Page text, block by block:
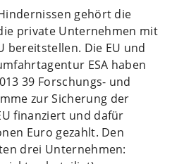
gehört die
private Unternehmen mit
bereitstellen. Die EU und
ESA haben
39 Forschungs- und
zur Sicherung der
finanziert und dafür
Euro gezahlt. Den
drei Unternehmen: